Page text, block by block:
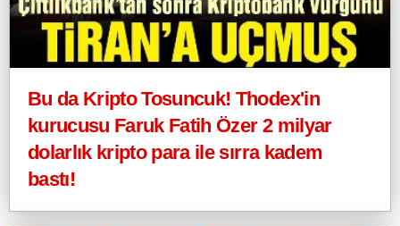
Bu da Kripto Tosuncuk! Thodex'in
kurucusu Faruk Fatih Özer 2 milyar
dolarlık kripto para ile sırra kadem
bastı!